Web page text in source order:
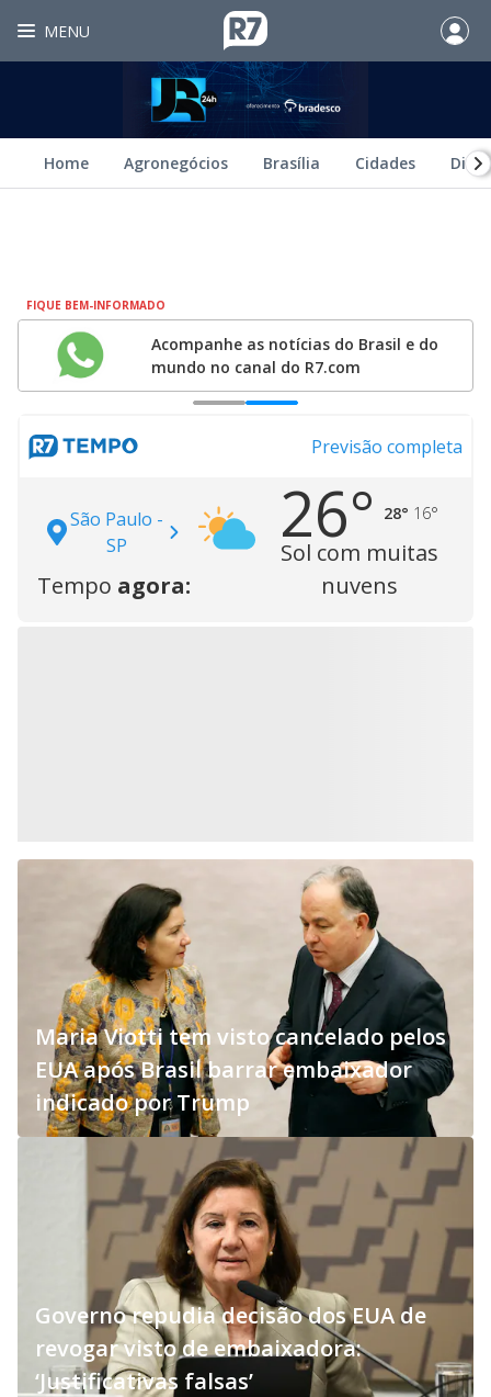
MENU
Home Agronegócios Brasília Cidades
FIQUE BEM-INFORMADO
Acompanhe as notícias do Brasil e do
mundo no canal do R7.com
Previsão completa
São Paulo -
SP
Tempo agora:
26° 28° 16°
Sol com muitas
nuvens
Maria Viotti tem visto cancelado pelos
EUA após Brasil barrar embaixador
indicado por Trump
Governo repudia decisão dos EUA de
revogar visto de embaixadora:
‘Justificativas falsas’